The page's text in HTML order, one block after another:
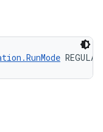
REGULAR